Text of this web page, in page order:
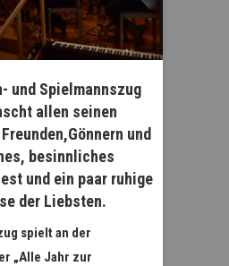
und Spielmannszug
allen seinen
und
besinnliches
und ein paar ruhige
der Liebsten.
spielt an der
„Alle Jahr zur